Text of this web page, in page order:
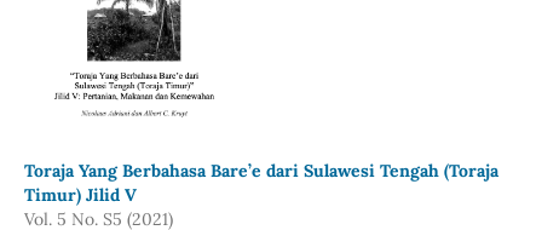
Toraja Yang Berbahasa Bare’e dari Sulawesi Tengah (Toraja
Timur) Jilid V
Vol. 5 No. S5 (2021)